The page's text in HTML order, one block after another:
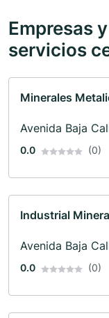
Empresas
servicios
Minerales
Avenida Baja
0.0 (0)
Industrial
Avenida Baja
0.0 (0)